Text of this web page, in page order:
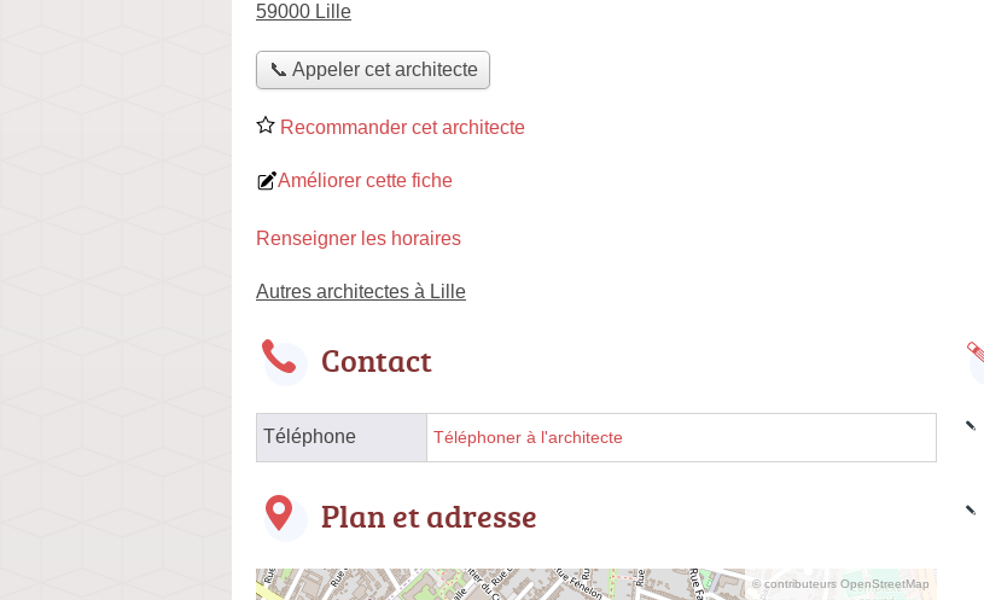
59000 Lille
📞 Appeler cet architecte
Recommander cet architecte
Améliorer cette fiche
Renseigner les horaires
Autres architectes à Lille
Contact
Téléphone Téléphoner à l'architecte
Plan et adresse
© contributeurs OpenStreetMap